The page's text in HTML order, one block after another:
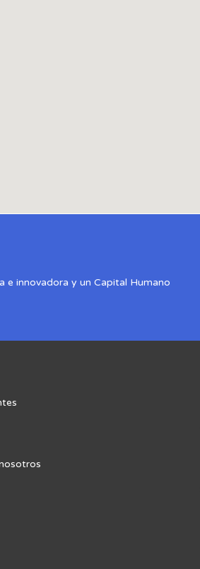
e innovadora y un Capital Humano